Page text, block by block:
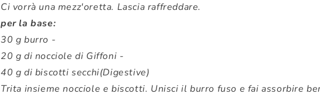
Ci vorrà una mezz'oretta. Lascia raffreddare.
per la base:
30 g burro -
20 g di nocciole di Giffoni -
40 g di biscotti secchi(Digestive)
Trita insieme nocciole e biscotti. Unisci il burro fuso e fai assorbire